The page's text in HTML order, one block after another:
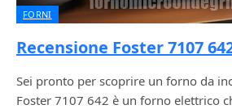
FORNI
Recensione Foster 7107
Sei pronto per scoprire un forno da
Foster 7107 642 è un forno elettrico